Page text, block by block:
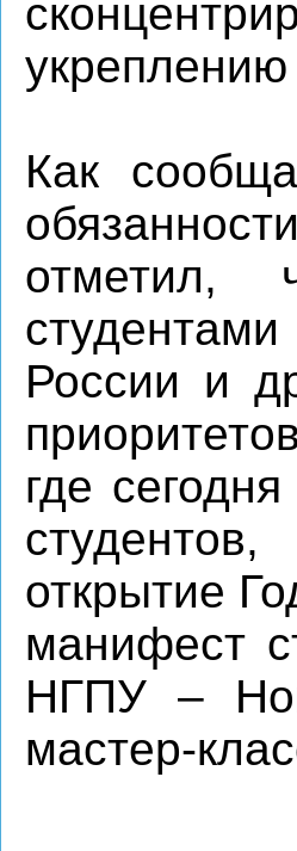
Как
отметил,
России и
где
открытие
манифест
НГПУ –
мастер-